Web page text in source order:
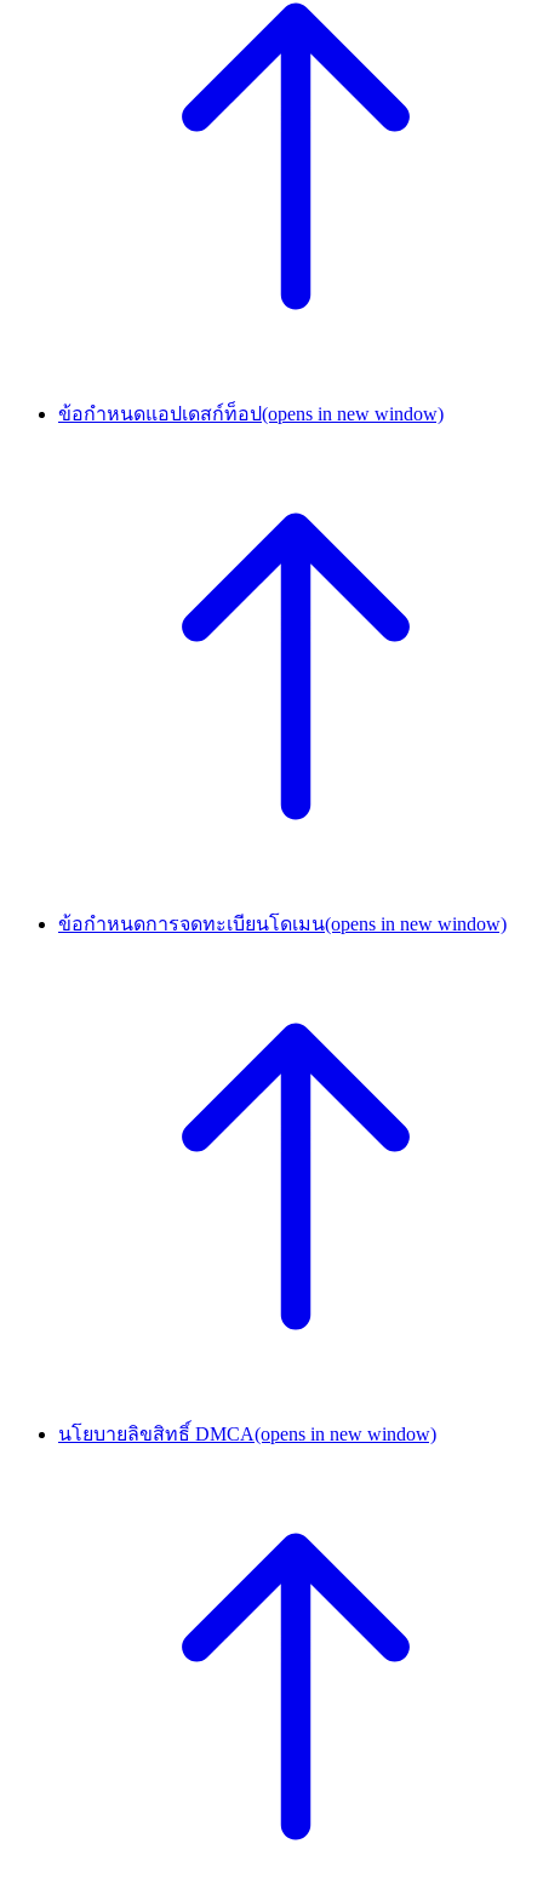
ข้อกำหนดแอปเดสก์ท็อป(opens in new window)
ข้อกำหนดการจดทะเบียนโดเมน(opens in new window)
นโยบายลิขสิทธิ์ DMCA(opens in new window)